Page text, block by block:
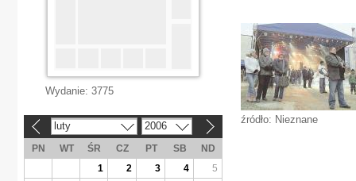
źródło: Nieznane
Wydanie: 3775
luty 2006
PN WT ŚR CZ PT SB
ND
1
2 3 4
5